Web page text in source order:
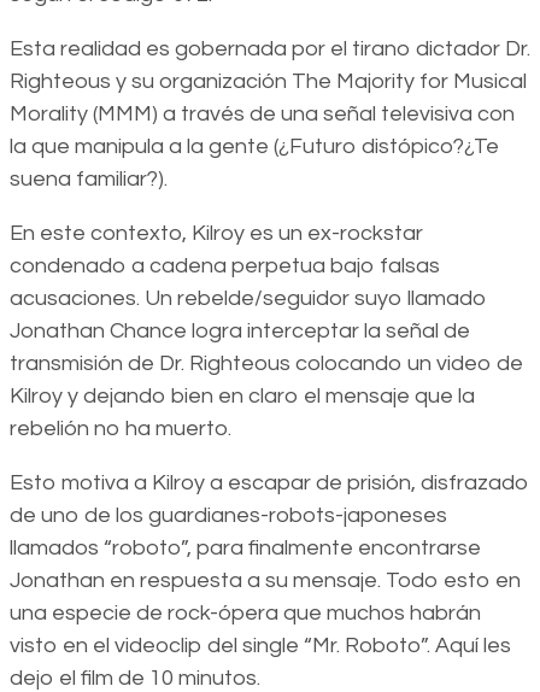
Esta realidad es gobernada por el tirano dictador Dr.
Righteous y su organización The Majority for Musical
Morality (MMM) a través de una señal televisiva con
la que manipula a la gente (¿Futuro distópico?¿Te
suena familiar?).
En este contexto, Kilroy es un ex-rockstar
condenado a cadena perpetua bajo falsas
acusaciones. Un rebelde/seguidor suyo llamado
Jonathan Chance logra interceptar la señal de
transmisión de Dr. Righteous colocando un video de
Kilroy y dejando bien en claro el mensaje que la
rebelión no ha muerto.
Esto motiva a Kilroy a escapar de prisión, disfrazado
de uno de los guardianes-robots-japoneses
llamados “roboto”, para finalmente encontrarse
Jonathan en respuesta a su mensaje. Todo esto en
una especie de rock-ópera que muchos habrán
visto en el videoclip del single “Mr. Roboto”. Aquí les
dejo el film de 10 minutos.